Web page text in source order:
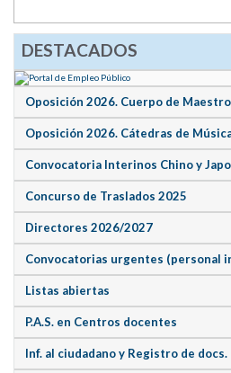
DESTACADOS
Oposición 2026. Cuerpo de
Oposición 2026. Cátedras de
Convocatoria Interinos Chino y
Concurso de Traslados 2025
Directores 2026/2027
Convocatorias urgentes (personal
Listas abiertas
P.A.S. en Centros docentes
Inf. al ciudadano y Registro de docs.